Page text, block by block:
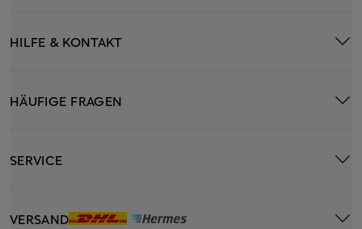
HILFE & KONTAKT
HÄUFIGE FRAGEN
SERVICE
VERSAND